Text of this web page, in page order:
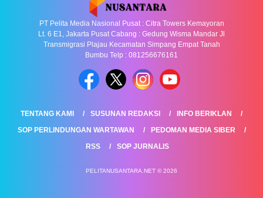
PT Pelita Media Nasional Pusat : Citra Towers Kemayoran
Lt. 6 E1, Jakarta Pusat Cabang : Gedung Wisma Mandar Jl
Transmigrasi Plajau Kecamatan Simpang Empat Tanah
Bumbu Telp : 081256676161
TENTANG KAMI SUSUNAN REDAKSI
INFO BERIKLAN
SOP PERLINDUNGAN WARTAWAN
PEDOMAN MEDIA SIBER
RSS
SOP JURNALIS
PELITANUSANTARA.NET © 2026